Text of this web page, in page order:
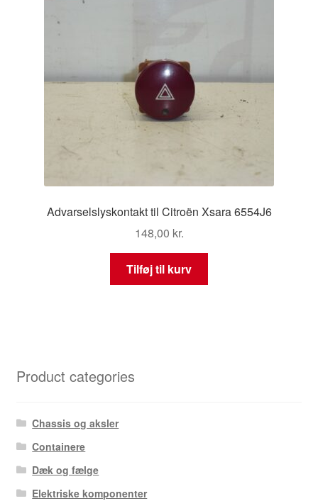
Advarselslyskontakt til Citroën Xsara 6554J6
148,00 kr.
Tilføj til kurv
Product categories
Chassis og aksler
Containere
Dæk og fælge
Elektriske komponenter